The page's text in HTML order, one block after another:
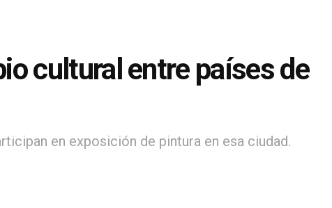
cultural entre países de
en exposición de pintura en esa ciudad.